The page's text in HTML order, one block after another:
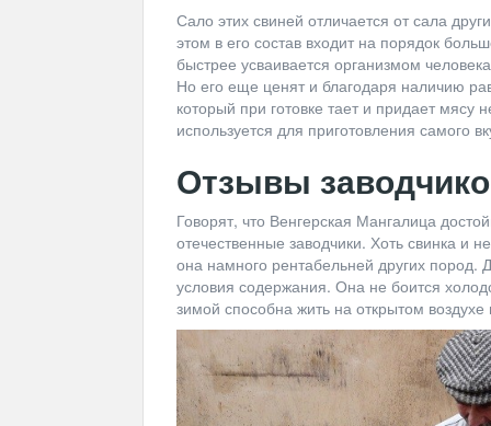
Сало этих свиней отличается от сала
этом в его состав входит на порядок
быстрее усваивается организмом
Но его еще ценят и благодаря наличию
который при готовке тает и придает
используется для приготовления самого
Отзывы
Говорят, что Венгерская Мангалица
отечественные заводчики. Хоть свинка и
она намного рентабельней других
условия содержания. Она не боится
зимой способна жить на открытом воздухе